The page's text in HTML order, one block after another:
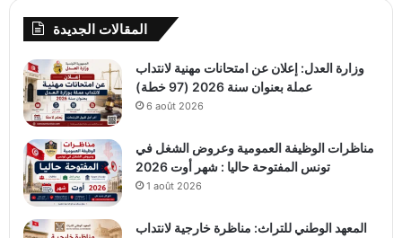
المقالات الجديدة
وزارة العدل: إعلان عن امتحانات مهنية لانتداب
عملة بعنوان سنة 2026 (97 خطة)
6 août 2026
مناظرات الوظيفة العمومية وعروض الشغل في
تونس المفتوحة حاليا : شهر أوت 2026
1 août 2026
المعهد الوطني للتراث: مناظرة خارجية لانتداب